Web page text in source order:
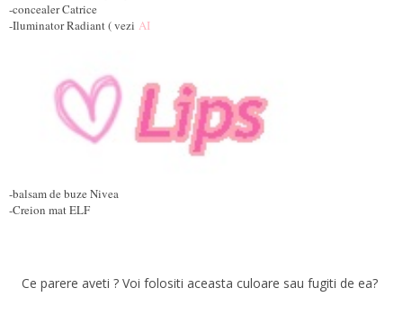
-concealer Catrice
-Iluminator Radiant ( vezi AI
-balsam de buze Nivea
-Creion mat ELF
Ce parere aveti ? Voi folositi aceasta culoare sau fugiti de ea?